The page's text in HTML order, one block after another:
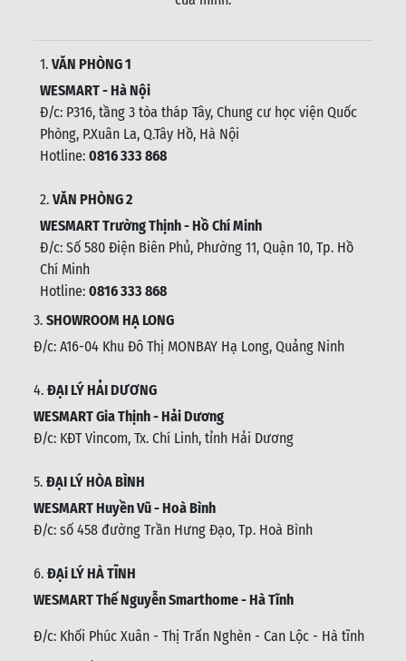
1. VĂN PHÒNG 1
WESMART - Hà Nội
Đ/c: P316, tầng 3 tòa tháp Tây, Chung cư học viện Quốc
Phòng, P.Xuân La, Q.Tây Hồ, Hà Nội
Hotline: 0816 333 868
2. VĂN PHÒNG 2
WESMART Trường Thịnh - Hồ Chí Minh
Đ/c: Số 580 Điện Biên Phủ, Phường 11, Quận 10, Tp. Hồ
Chí Minh
Hotline: 0816 333 868
3. SHOWROOM HẠ LONG
Đ/c: A16-04 Khu Đô Thị MONBAY Hạ Long, Quảng Ninh
4. ĐẠI LÝ HẢI DƯƠNG
WESMART Gia Thịnh - Hải Dương
Đ/c: KĐT Vincom, Tx. Chí Linh, tỉnh Hải Dương
5. ĐẠI LÝ HÒA BÌNH
WESMART Huyền Vũ - Hoà Bình
Đ/c: số 458 đường Trần Hưng Đạo, Tp. Hoà Bình
6. ĐẠi LÝ HÀ TĨNH
WESMART Thế Nguyễn Smarthome - Hà Tĩnh
Đ/c: Khối Phúc Xuân - Thị Trấn Nghèn - Can Lộc - Hà tĩnh